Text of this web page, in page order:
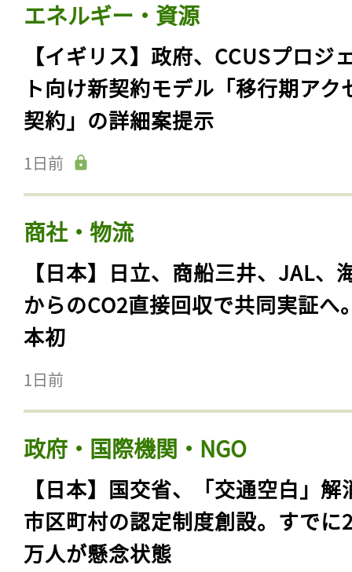
エネルギー・資源
【イギリス】政府、CCUSプロジ
ト向け新契約モデル「移行期アク
契約」の詳細案提示
1日前
商社・物流
【日本】日立、商船三井、JAL、
からのCO2直接回収で共同実証へ
本初
1日前
政府・国際機関・NGO
【日本】国交省、「交通空白」解
市区町村の認定制度創設。すでに
万人が懸念状態